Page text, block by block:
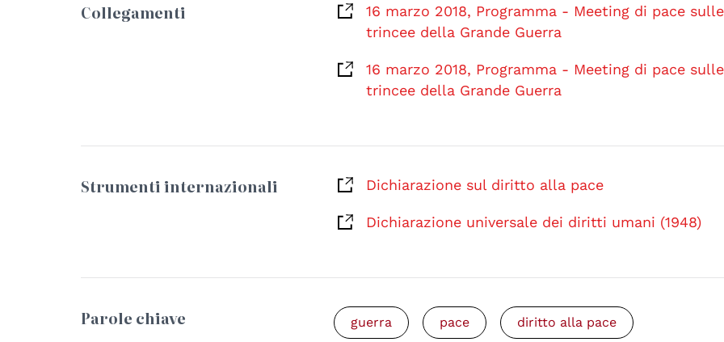
Collegamenti
16 marzo 2018, Programma - Meeting di pace sulle
trincee della Grande Guerra
16 marzo 2018, Programma - Meeting di pace sulle
trincee della Grande Guerra
Strumenti internazionali Dichiarazione sul diritto alla pace
Dichiarazione universale dei diritti umani (1948)
Parole chiave guerra pace diritto alla pace